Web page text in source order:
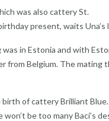
was also cattery St.
present, waits
in Estonia and with
from Belgium. The mating
of cattery Brilliant
be too many Baci’s